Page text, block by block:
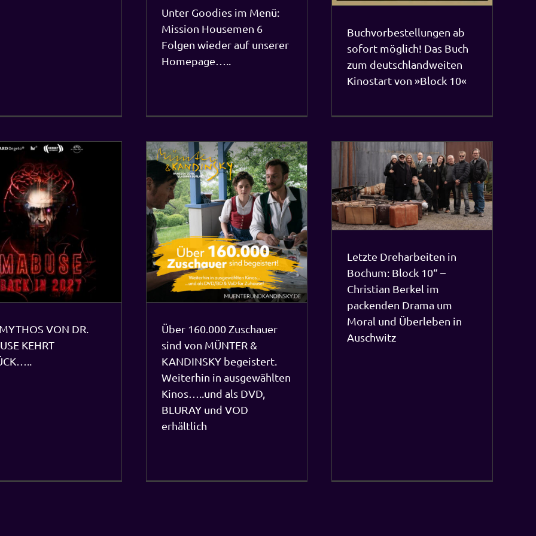
Unter Goodies im Menü:
Mission Housemen 6
Folgen wieder auf unserer
Homepage…..
Buchvorbestellungen ab
sofort möglich! Das Buch
zum deutschlandweiten
Kinostart von »Block 10«
VON DR.
KEHRT
Über 160.000 Zuschauer sind von
MÜNTER & KANDINSKY begeistert.
Weiterhin in ausgewählten
Kinos…..und als DVD, BLURAY und
VOD erhältlich
Aktuelles
Über 160.000 Zuschauer
sind von MÜNTER &
KANDINSKY begeistert.
Weiterhin in ausgewählten
Kinos…..und als DVD,
BLURAY und VOD
erhältlich
Letzte Dreharbeiten in Bochum: Block
10“ – Christian Berkel im packenden
Drama um Moral und Überleben in
Auschwitz
Aktuelles
Letzte Dreharbeiten in
Bochum: Block 10“ –
Christian Berkel im
packenden Drama um
Moral und Überleben in
Auschwitz